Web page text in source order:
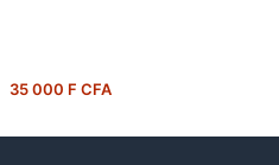
35 000 F CFA